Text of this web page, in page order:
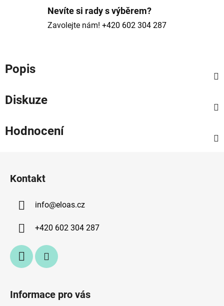
Nevíte si rady s výběrem?
Zavolejte nám! +420 602 304 287
Popis
Diskuze
Hodnocení
Kontakt
info@eloas.cz
+420 602 304 287
Informace pro vás